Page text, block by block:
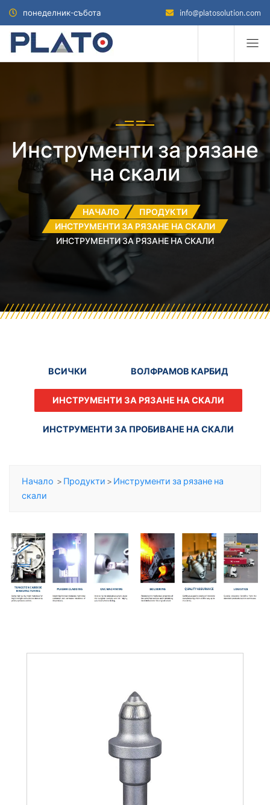
понеделник-събота info@platosolution.com
Инструменти за рязане
на скали
НАЧАЛО
ПРОДУКТИ
ИНСТРУМЕНТИ ЗА РЯЗАНЕ НА СКАЛИ
ИНСТРУМЕНТИ ЗА РЯЗАНЕ НА СКАЛИ
ВСИЧКИ ВОЛФРАМОВ КАРБИД
ИНСТРУМЕНТИ ЗА РЯЗАНЕ НА СКАЛИ
ИНСТРУМЕНТИ ЗА ПРОБИВАНЕ НА СКАЛИ
Начало > Продукти > Инструменти за рязане на
скали